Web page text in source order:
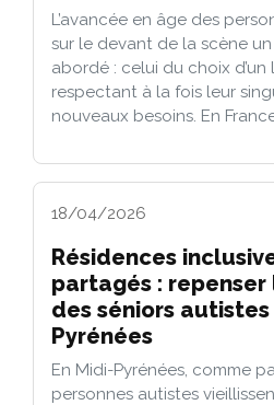
L’avancée en âge des
sur le devant de la scène
abordé : celui du choix d’un
respectant à la fois leur
nouveaux besoins. En
18/04/2026
Résidences
partagés :
des séniors autistes
Pyrénées
En Midi-Pyrénées, comme
personnes autistes